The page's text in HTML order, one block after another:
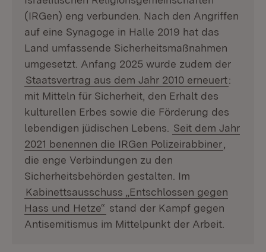
(IRGen) eng verbunden. Nach den Angriffen
auf eine Synagoge in Halle 2019 hat das
Land umfassende Sicherheitsmaßnahmen
umgesetzt. Anfang 2025 wurde zudem der
Staatsvertrag aus dem Jahr 2010 erneuert:
mit Mitteln für Sicherheit, den Erhalt des
kulturellen Erbes sowie die Förderung des
lebendigen jüdischen Lebens.
Seit dem Jahr
2021 benennen die IRGen Polizeirabbiner
die enge Verbindungen zu den
Sicherheitsbehörden gestalten. Im
Kabinettsausschuss „Entschlossen gegen
Hass und Hetze“ stand der Kampf gegen
Antisemitismus im Mittelpunkt der Arbeit.